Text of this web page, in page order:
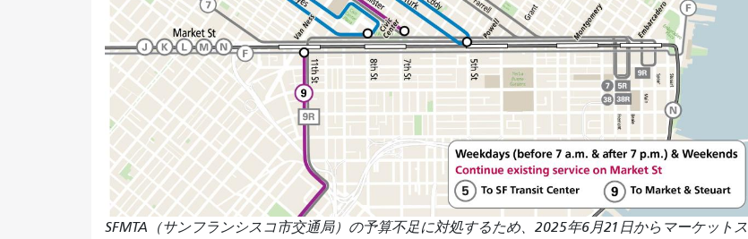
SFMTA（サンフランシスコ市交通局）の予算不足に対処するため、2025年6月21日からマーケットス